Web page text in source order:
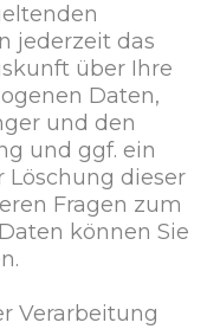
jederzeit das
über Ihre
Daten,
und den
und ggf. ein
Löschung dieser
Fragen zum
können Sie
Verarbeitung